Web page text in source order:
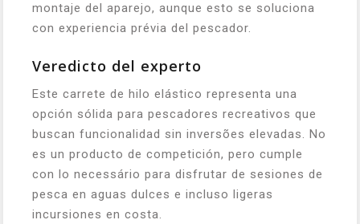
montaje del aparejo, aunque esto se soluciona
con experiencia prévia del pescador.
Veredicto del experto
Este carrete de hilo elástico representa una
opción sólida para pescadores recreativos que
buscan funcionalidad sin inversões elevadas. No
es un producto de competición, pero cumple
con lo necessário para disfrutar de sesiones de
pesca en aguas dulces e incluso ligeras
incursiones en costa.